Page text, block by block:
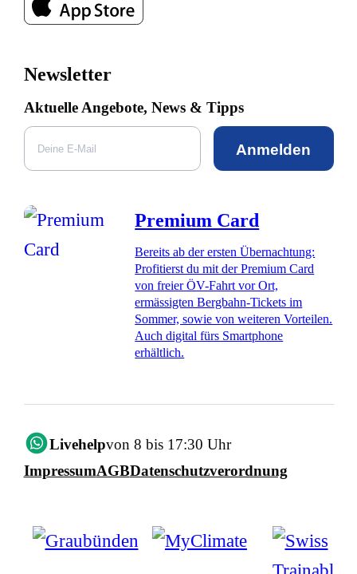
Newsletter
Aktuelle Angebote, News & Tipps
Anmelden
Premium Card
Bereits ab der ersten Übernachtung:
Profitierst du mit der Premium Card
von freier ÖV-Fahrt vor Ort,
ermässigten Bergbahn-Tickets im
Sommer, sowie von weiteren Vorteilen.
Auch digital fürs Smartphone
erhältlich.
Livehelpvon 8 bis 17:30 Uhr
ImpressumAGBDatenschutzverordnung